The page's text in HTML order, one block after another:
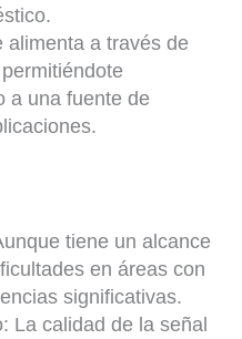
alimenta a través de
a una fuente de
tiene un alcance
en áreas con
significativas.
La calidad de la señal